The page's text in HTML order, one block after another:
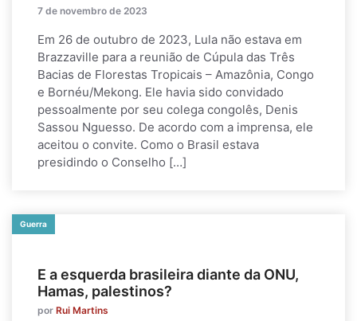
7 de novembro de 2023
Em 26 de outubro de 2023, Lula não estava em
Brazzaville para a reunião de Cúpula das Três
Bacias de Florestas Tropicais – Amazônia, Congo
e Bornéu/Mekong. Ele havia sido convidado
pessoalmente por seu colega congolês, Denis
Sassou Nguesso. De acordo com a imprensa, ele
aceitou o convite. Como o Brasil estava
presidindo o Conselho […]
Guerra
E a esquerda brasileira diante da ONU,
Hamas, palestinos?
por Rui Martins